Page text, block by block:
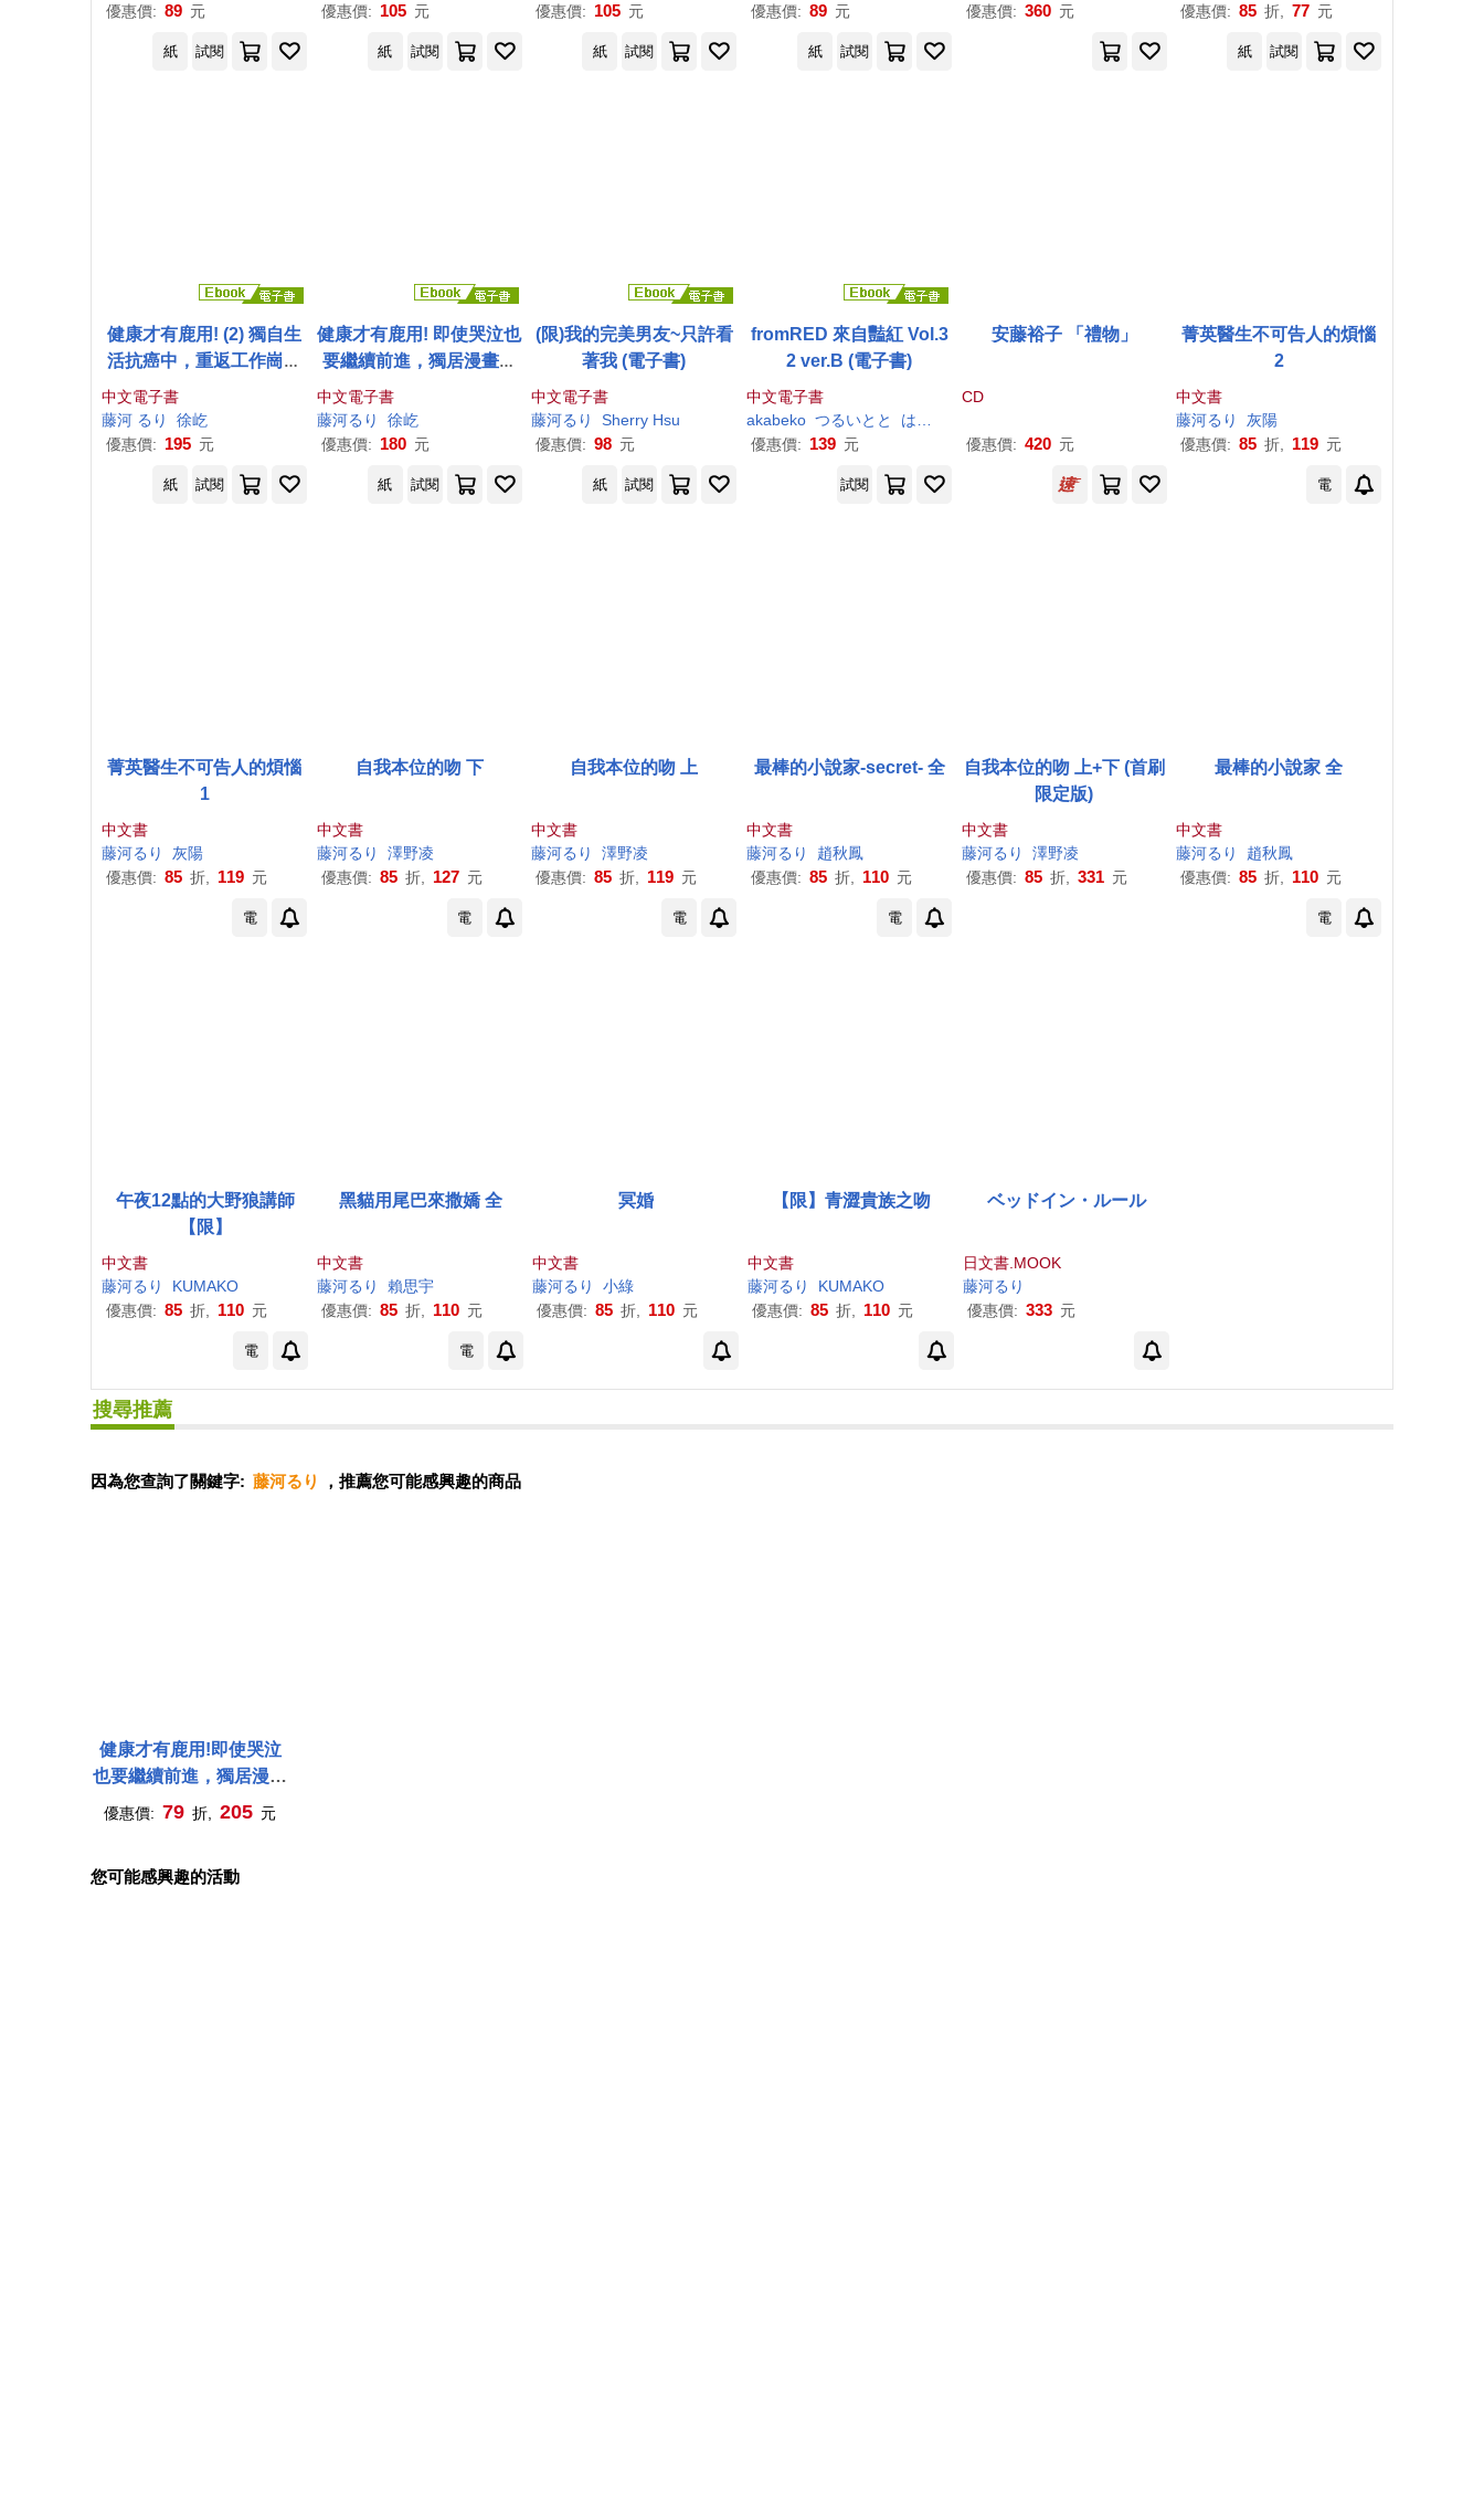
優惠價: 89 元
優惠價: 105 元
優惠價: 105 元
優惠價: 89 元
優惠價: 360 元
優惠價: 85 折, 77 元
紙 試閱 紙 試閱 紙 試閱 紙 試閱 紙 試閱
健康才有鹿用! (2) 獨自生
活抗癌中，重返工作崗位
(電子書)
中文電子書
藤河 る り
徐屹
優惠價: 195 元
健康才有鹿用! 即使哭泣也
要繼續前進，獨居漫畫家
的抗癌圖文記 (電子書)
中文電子書
藤河る り
徐屹
優惠價: 180 元
(限)我的完美男友~只許看
著我 (電子書)
中文電子書
藤河る り
Sherry Hsu
優惠價: 98 元
fromRED 來自豔紅 Vol.3
2 ver.B (電子書)
中文電子書
akabeko つるいとと はなだえーこ 幾がお 彩景でりこ
優惠價: 139 元
安藤裕子 「禮物」
CD
優惠價: 420 元
菁英醫生不可告人的煩惱
2
中文書
藤河る り
灰陽
優惠價: 85 折, 119 元
紙 試閱 紙 試閱 紙 試閱 試閱 電
菁英醫生不可告人的煩惱
1
中文書
藤河る り
灰陽
優惠價: 85 折, 119 元
自我本位的吻 下
中文書
藤河る り
澤野凌
優惠價: 85 折, 127 元
自我本位的吻 上
中文書
藤河る り
澤野凌
優惠價: 85 折, 119 元
最棒的小說家-secret- 全
中文書
藤河る り
趙秋鳳
優惠價: 85 折, 110 元
自我本位的吻 上+下 (首刷
限定版)
中文書
藤河る り
澤野凌
優惠價: 85 折, 331 元
最棒的小說家 全
中文書
藤河る り
趙秋鳳
優惠價: 85 折, 110 元
電 電 電 電 電
午夜12點的大野狼講師
【限】
中文書
藤河る り
KUMAKO
優惠價: 85 折, 110 元
黑貓用尾巴來撒嬌 全
中文書
藤河る り
賴思宇
優惠價: 85 折, 110 元
冥婚
中文書
藤河る り
小綠
優惠價: 85 折, 110 元
【限】青澀貴族之吻
中文書
藤河る り
KUMAKO
優惠價: 85 折, 110 元
ベッドイン・ルール
日文書.MOOK
藤河る り
優惠價: 333 元
電 電
搜尋推薦
因為您查詢了關鍵字: 藤河るり ，推薦您可能感興趣的商品
健康才有鹿用!即使哭泣
也要繼續前進，獨居漫畫
家的抗癌圖文記
優惠價: 79 折, 205 元
您可能感興趣的活動